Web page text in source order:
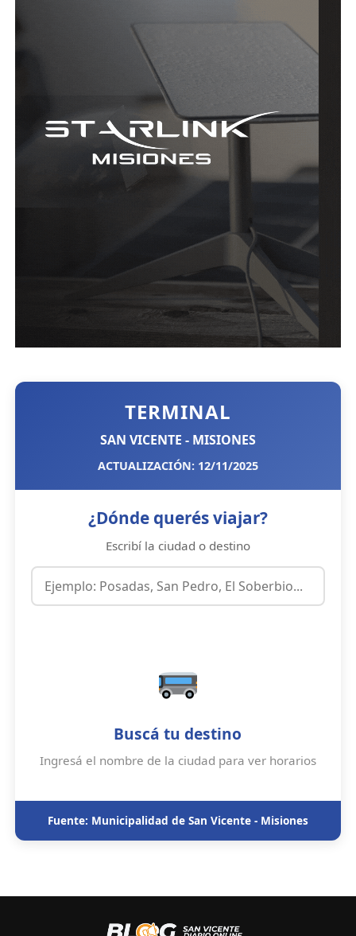
TERMINAL
SAN VICENTE - MISIONES
ACTUALIZACIÓN: 12/11/2025
¿Dónde querés viajar?
Escribí la ciudad o destino
Buscá tu destino
Ingresá el nombre de la ciudad para ver horarios
Fuente: Municipalidad de San Vicente - Misiones